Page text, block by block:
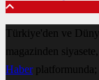
Türkiye'den ve
magazinden
Haberplatformunda;